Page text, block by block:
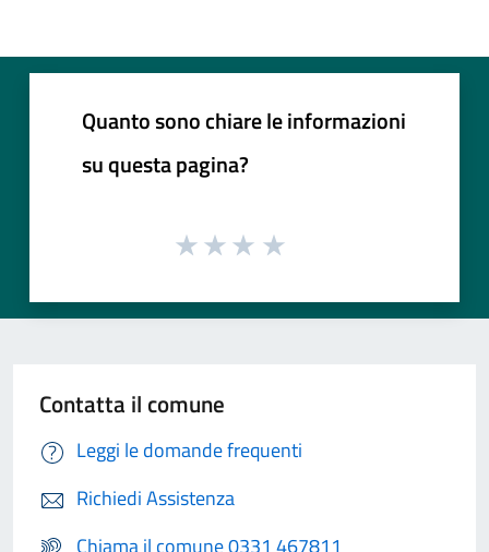
Quanto sono chiare le informazioni
su questa pagina?
Contatta il comune
Leggi le domande frequenti
Richiedi Assistenza